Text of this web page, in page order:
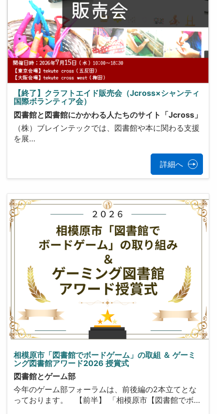
【終了】クラフトエイド販売会（Jcross×シャンティ
国際ボランティア会）
図書館と図書館にかかわる人たちのサイト「Jcross」
（株）ブレインテックでは、図書館や本に関わる支援
を展…
詳細へ
相模原市「図書館でボードゲーム」の取組 ＆ ゲーミ
ング図書館アワード2026 授賞式
図書館とゲーム部
今年のゲーム部フォーラムは、前後編の2本立てとな
っております。 【前半】 「相模原市【図書館でボ…